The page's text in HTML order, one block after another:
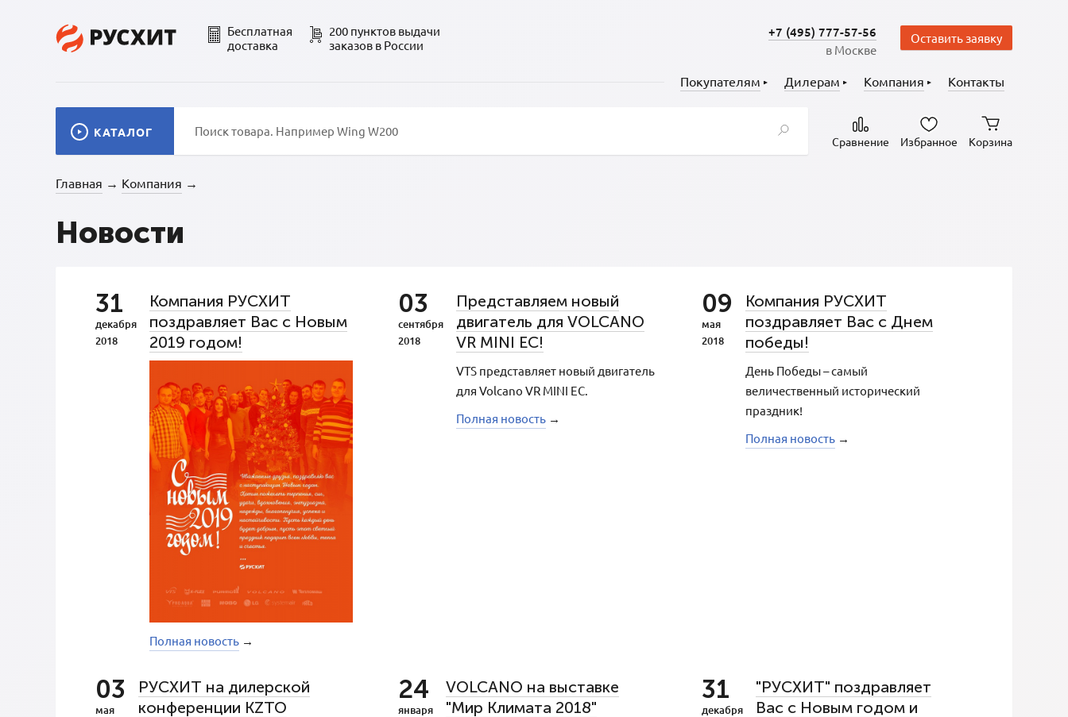
Бесплатная
доставка
200 пунктов выдачи
заказов в России
+7 (495) 777-57-56
в Москве
Оставить заявку
Покупателям Дилерам Компания Контакты
КАТАЛОГ
Сравнение Избранное Корзина
Главная → Компания →
Новости
31
декабря
2018
Компания РУСХИТ
поздравляет Вас с Новым
2019 годом!
Полная новость →
03
сентября
2018
Представляем новый
двигатель для VOLCANO
VR MINI EC!
VTS представляет новый двигатель
для Volcano VR MINI EC.
Полная новость →
09
мая
2018
Компания РУСХИТ
поздравляет Вас с Днем
победы!
День Победы – самый
величественный исторический
праздник!
Полная новость →
03
мая
РУСХИТ на дилерской
конференции KZTO
24
января
VOLCANO на выставке
"Мир Климата 2018"
31
декабря
"РУСХИТ" поздравляет
Вас с Новым годом и